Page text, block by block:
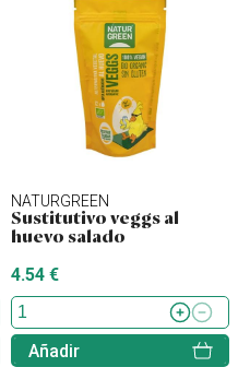
NATURGREEN
Sustitutivo veggs al
huevo salado
4.54 €
Añadir